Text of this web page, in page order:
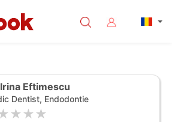
Eftimescu
Dentist, Endodontie